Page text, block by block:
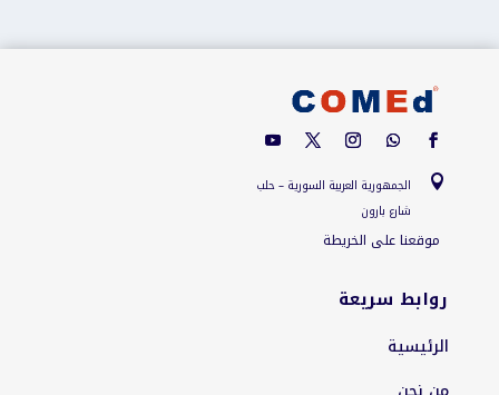

الجمهورية العربية السورية – حلب
شارع بارون
موقعنا على الخريطة
روابط سريعة
الرئيسية